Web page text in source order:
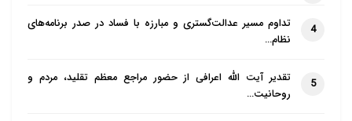
4
تداوم مسیر عدالت‌گستری و مبارزه با فساد در صدر برنامه‌های
نظام…
5
تقدیر آیت الله اعرافی از حضور مراجع معظم تقلید، مردم و
روحانیت…